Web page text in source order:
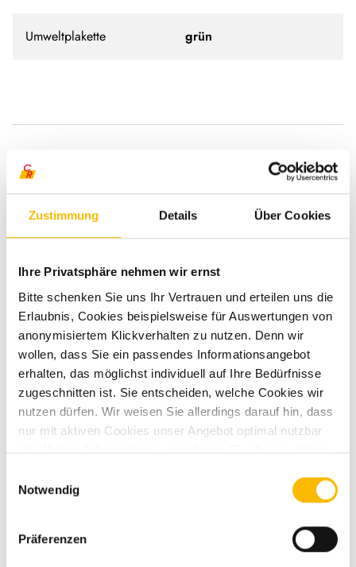
Zustimmung Details Über Cookies
Ihre Privatsphäre nehmen wir ernst
Bitte schenken Sie uns Ihr Vertrauen und erteilen uns die
Erlaubnis, Cookies beispielsweise für Auswertungen von
anonymisiertem Klickverhalten zu nutzen. Denn wir
wollen, dass Sie ein passendes Informationsangebot
erhalten, das möglichst individuell auf Ihre Bedürfnisse
zugeschnitten ist. Sie entscheiden, welche Cookies wir
nutzen dürfen. Wir weisen Sie allerdings darauf hin, dass
nur mit aktiven Cookies unser Angebot optimal nutzbar
ist. Weitere Informationen entnehmen Sie den jeweiligen
Notwendig
Präferenzen
Umweltplakette grün
Ausstattung
Fahrgestell
Tempomat
Servolenkung
Regensensor
Verkehrszeichenerkennung
Spurhalteassistent
Notbremsassistent
Abstandstempomat
ESP